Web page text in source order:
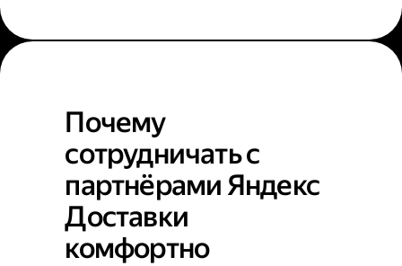
Почему
сотрудничать с
партнёрами Яндекс
Доставки
комфортно